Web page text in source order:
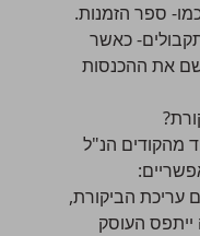
ספר הזמנות.
תקבולים- כאשר
את ההכנסות
מהקודים הנ"ל
מיום עריכת הביקורת,
העוסק